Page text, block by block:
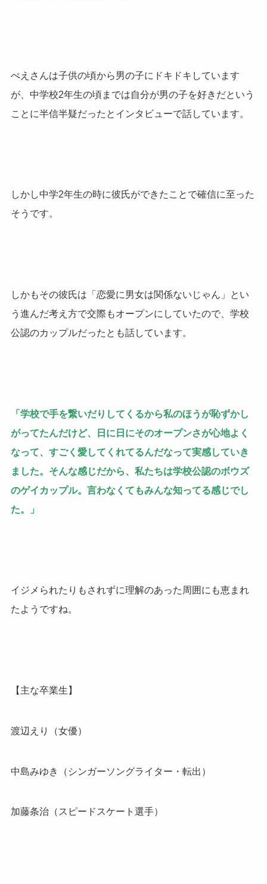
ぺえさんは子供の頃から男の子にドキドキしています
が、中学校2年生の頃までは自分が男の子を好きだという
ことに半信半疑だったとインタビューで話しています。
しかし中学2年生の時に彼氏ができたことで確信に至った
そうです。
しかもその彼氏は「恋愛に男女は関係ないじゃん」とい
う進んだ考え方で交際もオープンにしていたので、学校
公認のカップルだったとも話しています。
「学校で手を繋いだりしてくるから私のほうが恥ずかし
がってたんだけど、日に日にそのオープンさが心地よく
なって、すごく愛してくれてるんだなって実感していき
ました。そんな感じだから、私たちは学校公認のボウズ
のゲイカップル。言わなくてもみんな知ってる感じでし
た。」
イジメられたりもされずに理解のあった周囲にも恵まれ
たようですね。
【主な卒業生】
渡辺えり（女優）
中島みゆき（シンガーソングライター・転出）
加藤条治（スピードスケート選手）